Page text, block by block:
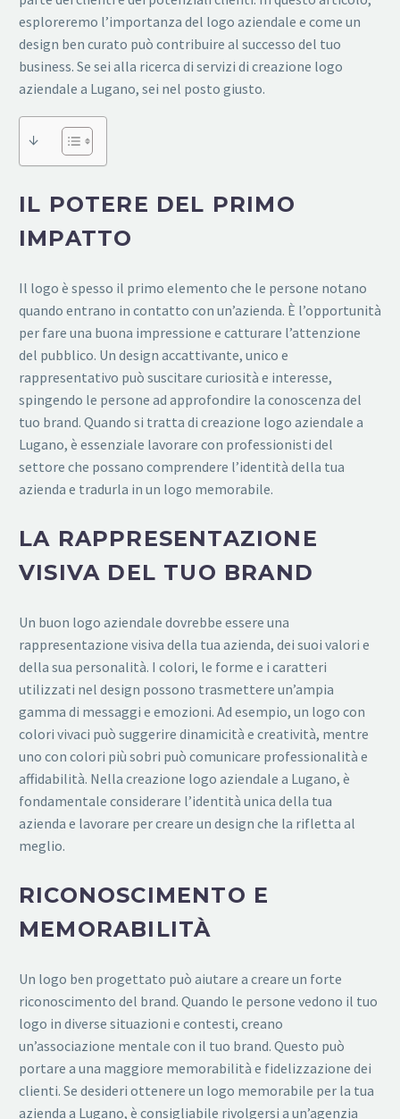
esploreremo l’importanza del logo aziendale e come un
design ben curato può contribuire al successo del tuo
business. Se sei alla ricerca di servizi di creazione logo
aziendale a Lugano, sei nel posto giusto.
↓
IL POTERE DEL PRIMO
IMPATTO
Il logo è spesso il primo elemento che le persone notano
quando entrano in contatto con un’azienda. È l’opportunità
per fare una buona impressione e catturare l’attenzione
del pubblico. Un design accattivante, unico e
rappresentativo può suscitare curiosità e interesse,
spingendo le persone ad approfondire la conoscenza del
tuo brand. Quando si tratta di creazione logo aziendale a
Lugano, è essenziale lavorare con professionisti del
settore che possano comprendere l’identità della tua
azienda e tradurla in un logo memorabile.
LA RAPPRESENTAZIONE
VISIVA DEL TUO BRAND
Un buon logo aziendale dovrebbe essere una
rappresentazione visiva della tua azienda, dei suoi valori e
della sua personalità. I colori, le forme e i caratteri
utilizzati nel design possono trasmettere un’ampia
gamma di messaggi e emozioni. Ad esempio, un logo con
colori vivaci può suggerire dinamicità e creatività, mentre
uno con colori più sobri può comunicare professionalità e
affidabilità. Nella creazione logo aziendale a Lugano, è
fondamentale considerare l’identità unica della tua
azienda e lavorare per creare un design che la rifletta al
meglio.
RICONOSCIMENTO E
MEMORABILITÀ
Un logo ben progettato può aiutare a creare un forte
riconoscimento del brand. Quando le persone vedono il tuo
logo in diverse situazioni e contesti, creano
un’associazione mentale con il tuo brand. Questo può
portare a una maggiore memorabilità e fidelizzazione dei
clienti. Se desideri ottenere un logo memorabile per la tua
azienda a Lugano, è consigliabile rivolgersi a un’agenzia